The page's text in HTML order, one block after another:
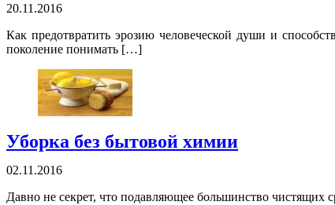
20.11.2016
Как предотвратить эрозию человеческой души и
поколение понимать […]
Уборка без бытовой химии
02.11.2016
Давно не секрет, что подавляющее большинство чистящих